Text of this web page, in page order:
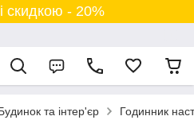
скидкою - 20%
та інтер'єр Годинник